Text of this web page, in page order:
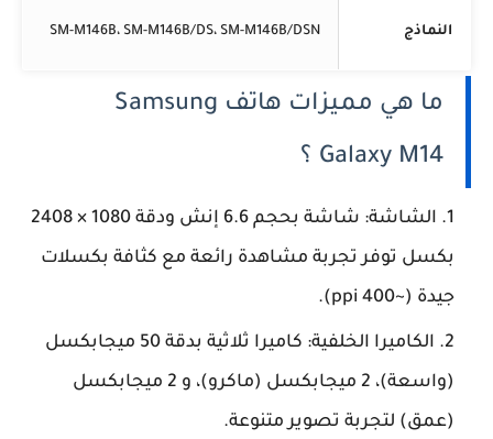
النماذج SM-M146B، SM-M146B/DS، SM-M146B/DSN
ما هي مميزات هاتف Samsung
Galaxy M14 ؟
الشاشة: شاشة بحجم 6.6 إنش ودقة 1080 × 2408
بكسل توفر تجربة مشاهدة رائعة مع كثافة بكسلات
جيدة (~400 ppi).
الكاميرا الخلفية: كاميرا ثلاثية بدقة 50 ميجابكسل
(واسعة)، 2 ميجابكسل (ماكرو)، و 2 ميجابكسل
(عمق) لتجربة تصوير متنوعة.